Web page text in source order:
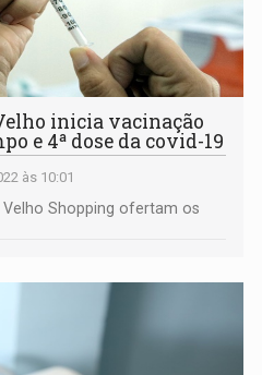
inicia vacinação
e 4ª dose da covid-19
às 10:01
Shopping ofertam os